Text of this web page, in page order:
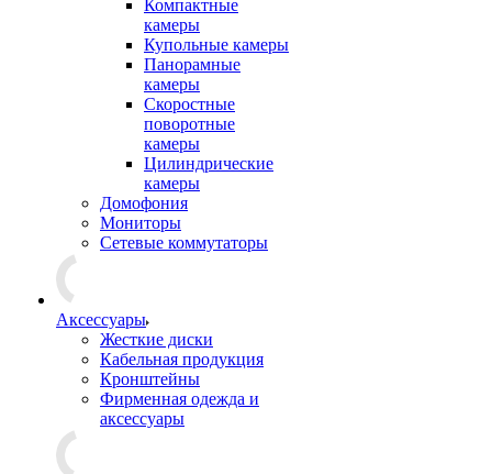
Компактные
камеры
Купольные камеры
Панорамные
камеры
Скоростные
поворотные
камеры
Цилиндрические
камеры
Домофония
Мониторы
Сетевые коммутаторы
Аксессуары
Жесткие диски
Кабельная продукция
Кронштейны
Фирменная одежда и
аксессуары